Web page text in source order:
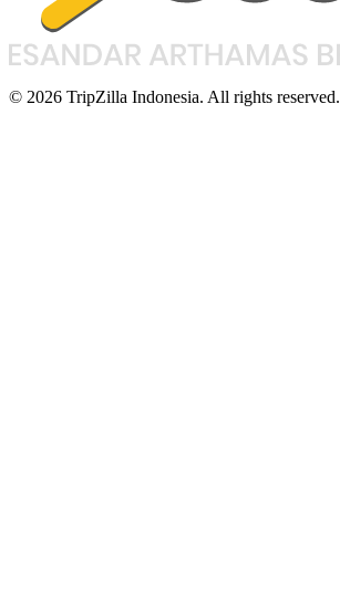
© 2026 TripZilla Indonesia. All rights reserved.